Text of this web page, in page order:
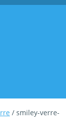
/ smiley-verre-